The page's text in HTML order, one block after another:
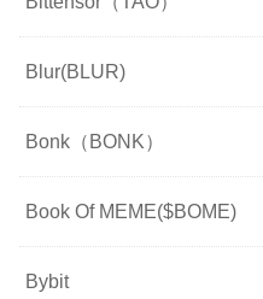
Blur(BLUR)
Bonk（BONK）
Book Of MEME($BOME)
Bybit